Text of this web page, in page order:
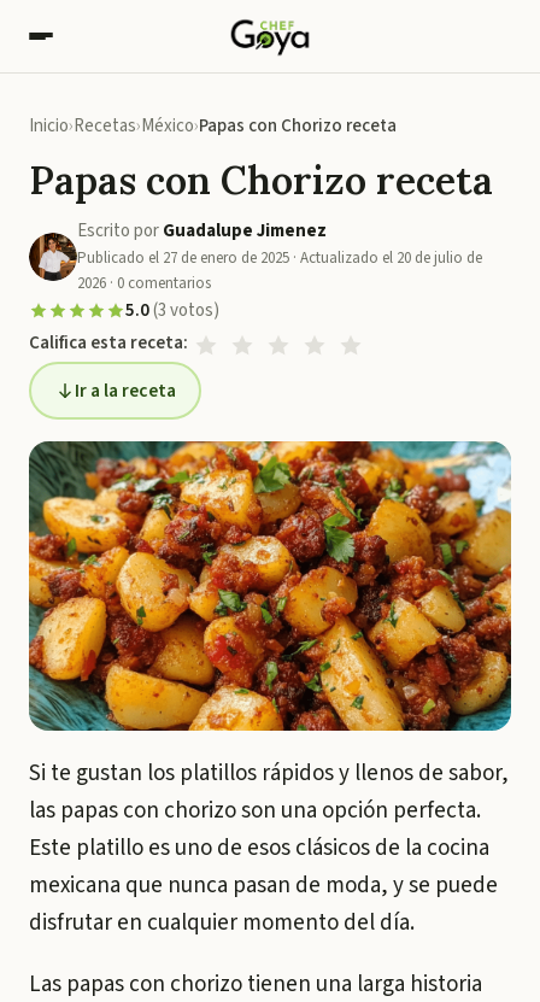
Inicio Recetas México Papas con Chorizo receta
Papas con Chorizo receta
Escrito porGuadalupe Jimenez
Publicado el 27 de enero de 2025 · Actualizado el 20 de julio de
2026 · 0 comentarios
5.0(3votos)
Califica esta receta:
Ir a la receta
Si te gustan los platillos rápidos y llenos de sabor,
las papas con chorizo son una opción perfecta.
Este platillo es uno de esos clásicos de la cocina
mexicana que nunca pasan de moda, y se puede
disfrutar en cualquier momento del día.
Las papas con chorizo tienen una larga historia